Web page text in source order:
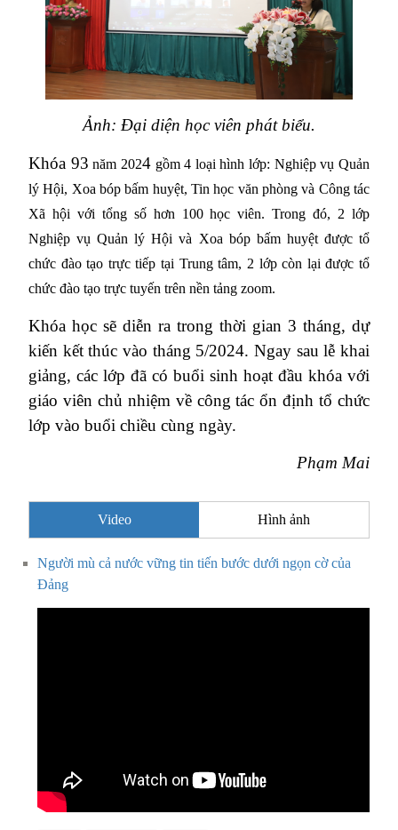
Ảnh: Đại diện học viên phát biểu.
Khóa 93 năm 2024gồm 4 loại hình lớp: Nghiệp vụ Quản
lý Hội, Xoa bóp bấm huyệt, Tin học văn phòng và Công tác
Xã hội với tổng số hơn 100 học viên. Trong đó, 2 lớp
Nghiệp vụ Quản lý Hội và Xoa bóp bấm huyệt được tổ
chức đào tạo trực tiếp tại Trung tâm, 2 lớp còn lại được tổ
chức đào tạo trực tuyến trên nền tảng zoom.
Khóa học sẽ diễn ra trong thời gian 3 tháng, dự
kiến kết thúc vào tháng 5/2024. Ngay sau lễ khai
giảng, các lớp đã có buổi sinh hoạt đầu khóa với
giáo viên chủ nhiệm về công tác ổn định tổ chức
lớp vào buổi chiều cùng ngày.
Phạm Mai
Video Hình ảnh
Người mù cả nước vững tin tiến bước dưới ngọn cờ của
Đảng